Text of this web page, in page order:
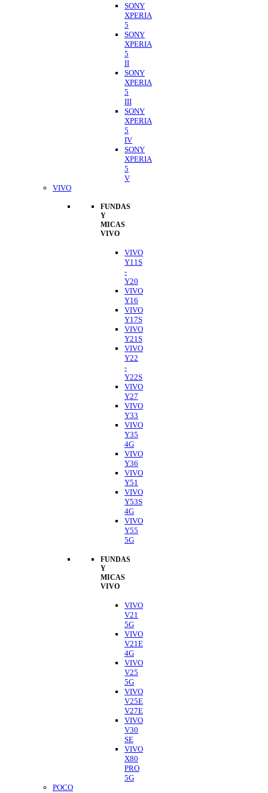
SONY
XPERIA
5
SONY
XPERIA
5
II
SONY
XPERIA
5
III
SONY
XPERIA
5
IV
SONY
XPERIA
5
V
VIVO
FUNDAS
Y
MICAS
VIVO
VIVO
Y11S
-
Y20
VIVO
Y16
VIVO
Y17S
VIVO
Y21S
VIVO
Y22
-
Y22S
VIVO
Y27
VIVO
Y33
VIVO
Y35
4G
VIVO
Y36
VIVO
Y51
VIVO
Y53S
4G
VIVO
Y55
5G
FUNDAS
Y
MICAS
VIVO
VIVO
V21
5G
VIVO
V21E
4G
VIVO
V25
5G
VIVO
V25E
V27E
VIVO
V30
SE
VIVO
X80
PRO
5G
POCO